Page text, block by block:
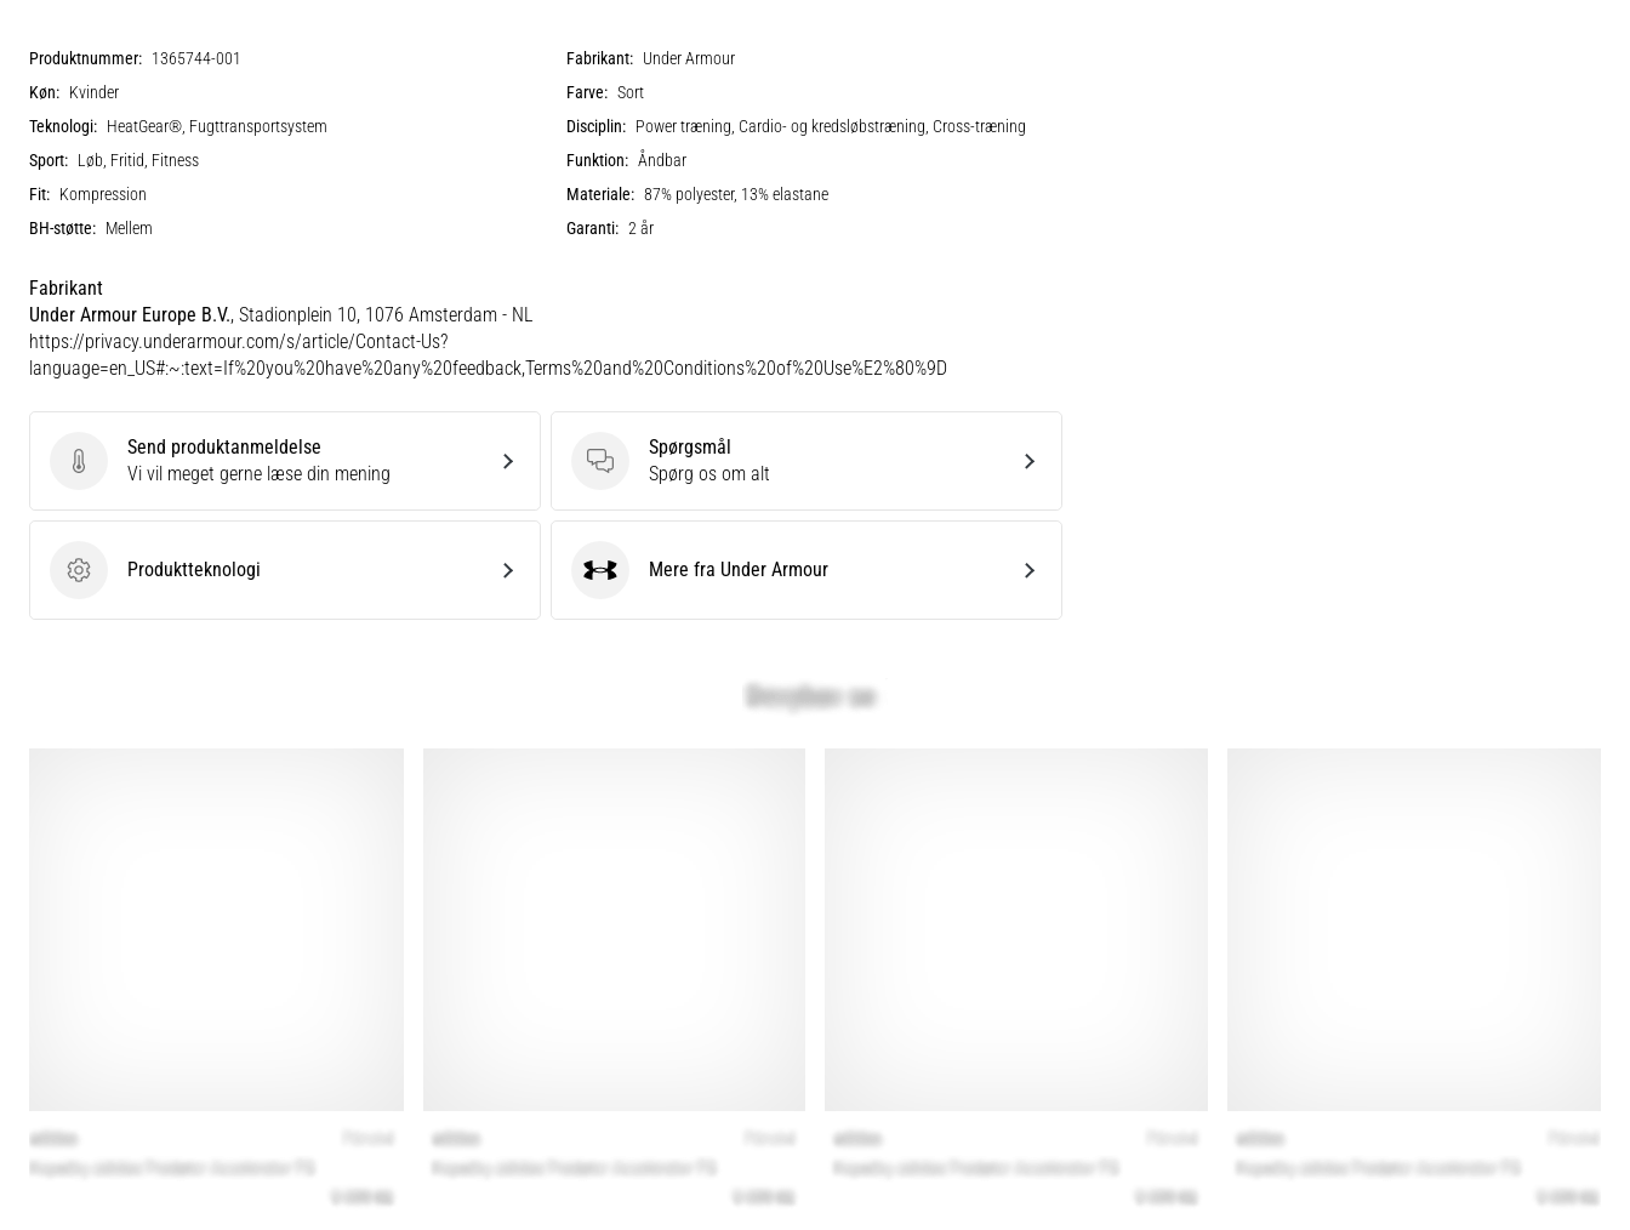
Produktnummer: 1365744-001 Fabrikant: Under Armour
Køn: Kvinder Farve: Sort
Teknologi: HeatGear®, Fugttransportsystem Disciplin: Power træning, Cardio- og kredsløbstræning, Cross-træning
Sport: Løb, Fritid, Fitness Funktion: Åndbar
Fit: Kompression Materiale: 87% polyester, 13% elastane
BH-støtte: Mellem Garanti: 2 år
Fabrikant
Under Armour Europe B.V., Stadionplein 10, 1076 Amsterdam - NL
https://privacy.underarmour.com/s/article/Contact-Us?
language=en_US#:~:text=If%20you%20have%20any%20feedback,Terms%20and%20Conditions%20of%20Use%E2%80%9D
Send produktanmeldelse
Send produktanmeldelse
Vi vil meget gerne læse din mening
Spørgsmål
Spørgsmål
Spørg os om alt
Produktteknologi
Produktteknologi Under ArmourMere fra Under Armour